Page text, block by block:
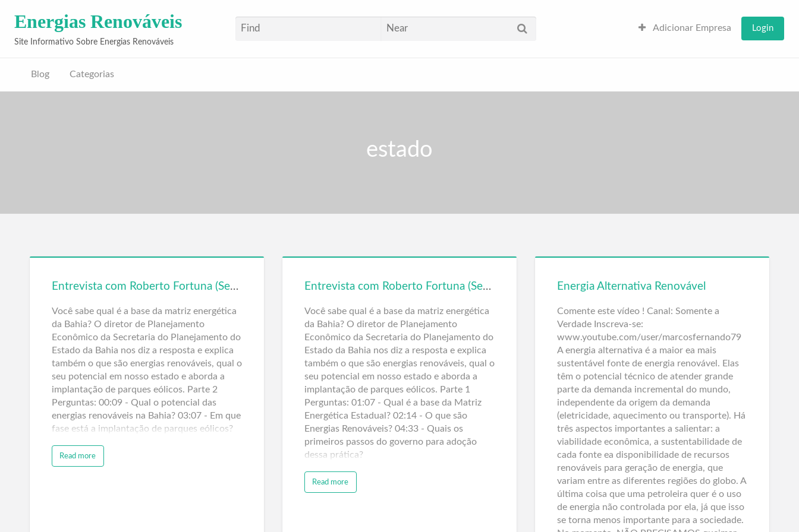
Energias Renováveis
Site Informativo Sobre Energias Renováveis
Adicionar Empresa Login
Blog Categorias
estado
Entrevista com Roberto Fortuna (Seplan/BA) – Matriz Energética e Energias Renováveis – Parte 2
Você sabe qual é a base da matriz energética
da Bahia? O diretor de Planejamento
Econômico da Secretaria do Planejamento do
Estado da Bahia nos diz a resposta e explica
também o que são energias renováveis, qual o
seu potencial em nosso estado e aborda a
implantação de parques eólicos. Parte 2
Perguntas: 00:09 - Qual o potencial das
energias renováveis na Bahia? 03:07 - Em que
fase está a implantação de parques eólicos?
Read more
Entrevista com Roberto Fortuna (Seplan/BA) – Matriz Energética e Energias Renováveis – Parte 1
Você sabe qual é a base da matriz energética
da Bahia? O diretor de Planejamento
Econômico da Secretaria do Planejamento do
Estado da Bahia nos diz a resposta e explica
também o que são energias renováveis, qual o
seu potencial em nosso estado e aborda a
implantação de parques eólicos. Parte 1
Perguntas: 01:07 - Qual é a base da Matriz
Energética Estadual? 02:14 - O que são
Energias Renováveis? 04:33 - Quais os
primeiros passos do governo para adoção
dessa prática?
Read more
Energia Alternativa Renovável
Comente este vídeo ! Canal: Somente a
Verdade Inscreva-se:
www.youtube.com/user/marcosfernando79
A energia alternativa é a maior ea mais
sustentável fonte de energia renovável. Elas
têm o potencial técnico de atender grande
parte da demanda incremental do mundo,
independente da origem da demanda
(eletricidade, aquecimento ou transporte). Há
três aspectos importantes a salientar: a
viabilidade econômica, a sustentabilidade de
cada fonte ea disponibilidade de recursos
renováveis para geração de energia, que
variam entre as diferentes regiões do globo. A
última coisa que uma petroleira quer é o uso
de energia não controlada por ela, já que isso
se torna menos importante para a sociedade.